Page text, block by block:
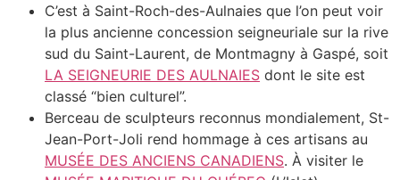
C’est à Saint-Roch-des-Aulnaies que l’on peut voir
la plus ancienne concession seigneuriale sur la rive
sud du Saint-Laurent, de Montmagny à Gaspé, soit
LA SEIGNEURIE DES AULNAIES dont le site est
classé “bien culturel”.
Berceau de sculpteurs reconnus mondialement, St-
Jean-Port-Joli rend hommage à ces artisans au
MUSÉE DES ANCIENS CANADIENS. À visiter le